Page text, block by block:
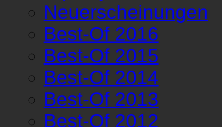
Neuerscheinungen
Best-Of 2016
Best-Of 2015
Best-Of 2014
Best-Of 2013
Best-Of 2012